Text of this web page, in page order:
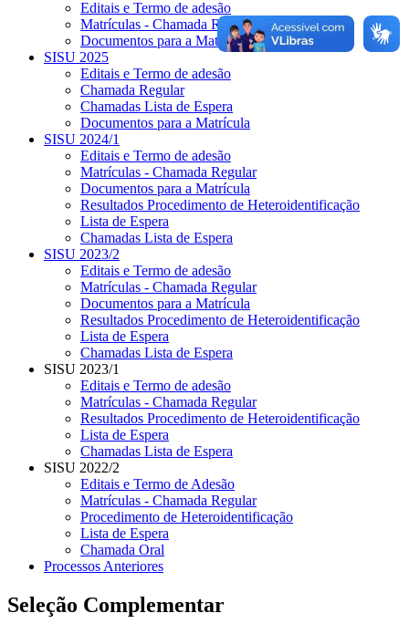
Editais e Termo de adesão
Matrículas - Chamada Regular
Documentos para a Matrícula
SISU 2025
Editais e Termo de adesão
Chamada Regular
Chamadas Lista de Espera
Documentos para a Matrícula
SISU 2024/1
Editais e Termo de adesão
Matrículas - Chamada Regular
Documentos para a Matrícula
Resultados Procedimento de Heteroidentificação
Lista de Espera
Chamadas Lista de Espera
SISU 2023/2
Editais e Termo de adesão
Matrículas - Chamada Regular
Documentos para a Matrícula
Resultados Procedimento de Heteroidentificação
Lista de Espera
Chamadas Lista de Espera
SISU 2023/1
Editais e Termo de adesão
Matrículas - Chamada Regular
Resultados Procedimento de Heteroidentificação
Lista de Espera
Chamadas Lista de Espera
SISU 2022/2
Editais e Termo de Adesão
Matrículas - Chamada Regular
Procedimento de Heteroidentificação
Lista de Espera
Chamada Oral
Processos Anteriores
Seleção Complementar